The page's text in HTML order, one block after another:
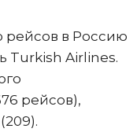
рейсов в Россию
Turkish Airlines.
рейсов),